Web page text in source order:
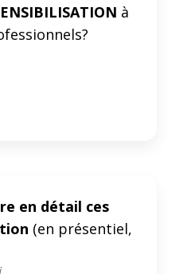
à
en détail ces
(en présentiel,